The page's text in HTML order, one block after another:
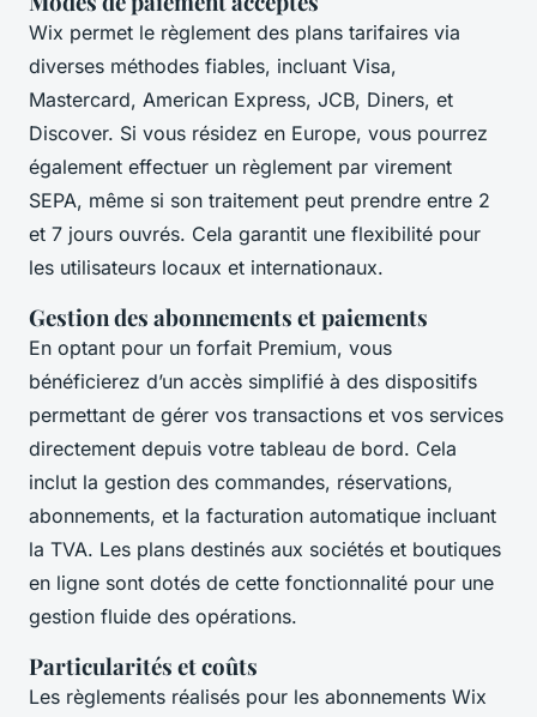
Wix permet le règlement des plans tarifaires via
diverses méthodes fiables, incluant Visa,
Mastercard, American Express, JCB, Diners, et
Discover. Si vous résidez en Europe, vous pourrez
également effectuer un règlement par virement
SEPA, même si son traitement peut prendre entre 2
et 7 jours ouvrés. Cela garantit une flexibilité pour
les utilisateurs locaux et internationaux.
Gestion des abonnements et paiements
En optant pour un forfait Premium, vous
bénéficierez d’un accès simplifié à des dispositifs
permettant de gérer vos transactions et vos services
directement depuis votre tableau de bord. Cela
inclut la gestion des commandes, réservations,
abonnements, et la facturation automatique incluant
la TVA. Les plans destinés aux sociétés et boutiques
en ligne sont dotés de cette fonctionnalité pour une
gestion fluide des opérations.
Particularités et coûts
Les règlements réalisés pour les abonnements Wix